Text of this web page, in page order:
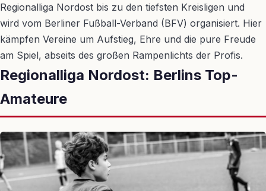
Regionalliga Nordost bis zu den tiefsten Kreisligen und
wird vom Berliner Fußball-Verband (BFV) organisiert. Hier
kämpfen Vereine um Aufstieg, Ehre und die pure Freude
am Spiel, abseits des großen Rampenlichts der Profis.
Regionalliga Nordost: Berlins Top-
Amateure